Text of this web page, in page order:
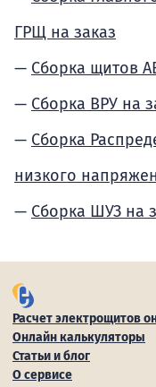
ГРЩ на заказ
Сборка щитов
Сборка ВРУ на
Сборка
низкого
Сборка ШУЗ на
Расчет электрощитов
Онлайн калькуляторы
Статьи и блог
О сервисе